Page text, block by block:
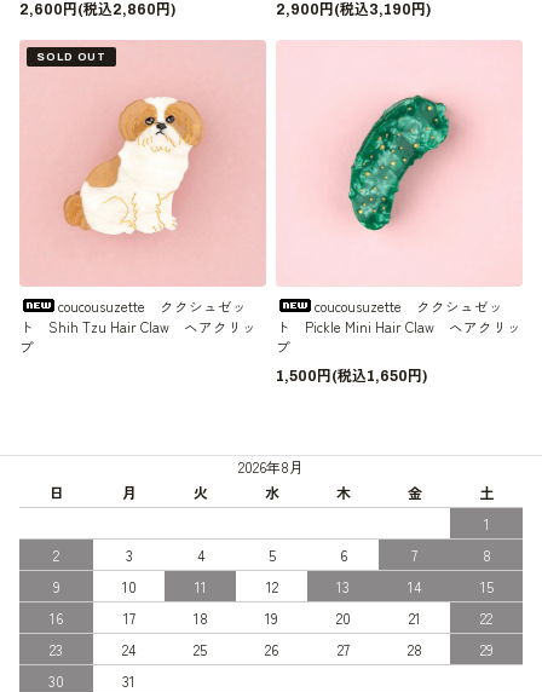
2,600円(税込2,860円) 2,900円(税込3,190円)
SOLD OUT
coucousuzette ククシュゼッ
ト Shih Tzu Hair Claw ヘアクリッ
プ
coucousuzette ククシュゼッ
ト Pickle Mini Hair Claw ヘアクリッ
プ
1,500円(税込1,650円)
2026年8月
日
月 火 水 木 金
土
1
2
3 4 5 6 7
8
9
10 11 12 13 14
15
16
17 18 19 20 21
22
23
24 25 26 27 28
29
30
31